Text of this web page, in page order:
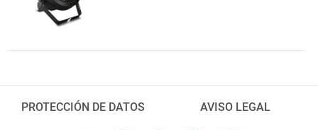
PROTECCIÓN DE DATOS AVISO LEGAL